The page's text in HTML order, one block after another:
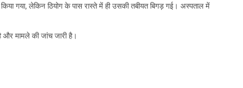
गया, लेकिन ठियोग के पास रास्ते में ही उसकी तबीयत बिगड़ गई। अस्पताल में
और मामले की जांच जारी है।